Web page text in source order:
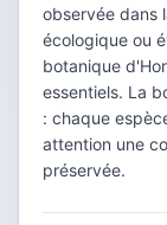
observée dans
écologique ou
botanique
essentiels. La
: chaque
attention une
préservée.